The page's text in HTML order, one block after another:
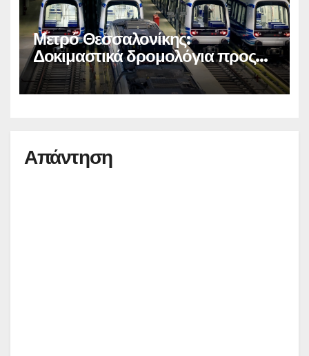
Μετρό Θεσσαλονίκης:
Δοκιμαστικά δρομολόγια προς
Καλαμαριά
Απάντηση